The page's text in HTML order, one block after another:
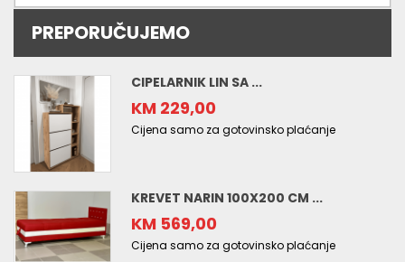
PREPORUČUJEMO
CIPELARNIK LIN SA ...
KM 229,00
Cijena samo za gotovinsko plaćanje
KREVET NARIN 100X200 CM ...
KM 569,00
Cijena samo za gotovinsko plaćanje